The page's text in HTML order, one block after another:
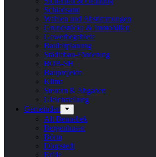
Schiedsamt
Wahlen und Abstimmungen
Grundstücke & Immobilien
Gewerbegebiete
Bauleitplanung
Städtebau-Förderung
BOB-SH
Bauprojekte
Klima
Steuern & Abgaben
Gleichstellung
Gemeinden
Alt Bennebek
Bergenhusen
Börm
Dörpstedt
Erfde